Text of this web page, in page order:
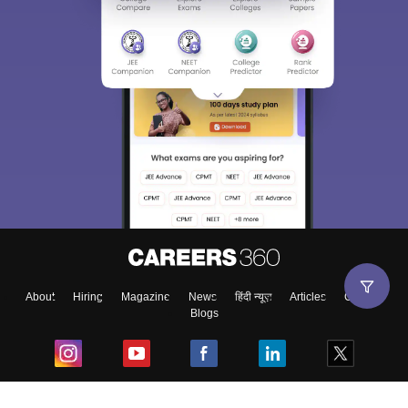
About Hiring Magazine News हिंदी न्यूज़ Articles
Contact
Blogs